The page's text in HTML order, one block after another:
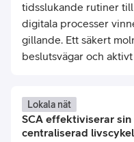
tidsslukande rutiner
digitala processer
gillande. Ett säkert
beslutsvägar och
Lokala nät
SCA effektiviserar
centraliserad